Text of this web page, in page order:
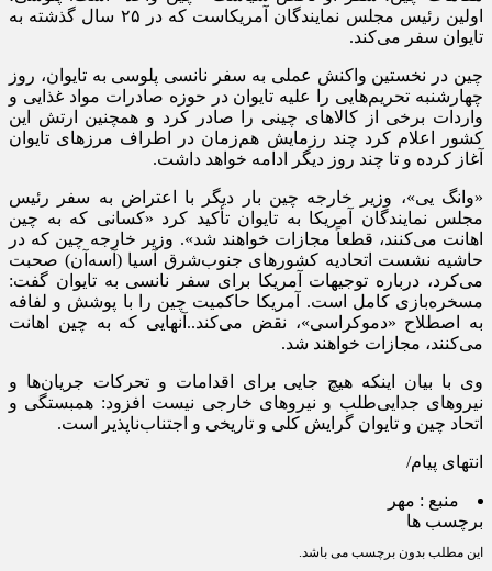
اولین رئیس مجلس نمایندگان آمریکاست که در ۲۵ سال گذشته به
تایوان سفر می‌کند.
چین در نخستین واکنش عملی به سفر نانسی پلوسی به تایوان، روز
چهارشنبه تحریم‌هایی را علیه تایوان در حوزه صادرات مواد غذایی و
واردات برخی از کالاهای چینی را صادر کرد و همچنین ارتش این
کشور اعلام کرد چند رزمایش هم‌زمان در اطراف مرزهای تایوان
آغاز کرده و تا چند روز دیگر ادامه خواهد داشت.
«وانگ یی»، وزیر خارجه چین بار دیگر با اعتراض به سفر رئیس
مجلس نمایندگان آمریکا به تایوان تأکید کرد «کسانی که به چین
اهانت می‌کنند، قطعاً مجازات خواهند شد». وزیر خارجه چین که در
حاشیه نشست اتحادیه کشورهای جنوب‌شرق آسیا ( آسه‌آن) صحبت
می‌کرد، درباره توجیهات آمریکا برای سفر نانسی به تایوان گفت:
مسخره‌بازی کامل است. آمریکا حاکمیت چین را با پوشش و لفافه
به اصطلاح «دموکراسی»، نقض می‌کند..آنهایی که به چین اهانت
می‌کنند، مجازات خواهند شد.
وی با بیان اینکه هیچ جایی برای اقدامات و تحرکات جریان‌ها و
نیروهای جدایی‌طلب و نیروهای خارجی نیست افزود: همبستگی و
اتحاد چین و تایوان گرایش کلی و تاریخی و اجتناب‌ناپذیر است.
انتهای پیام/
منبع : مهر
برچسب ها
این مطلب بدون برچسب می باشد.